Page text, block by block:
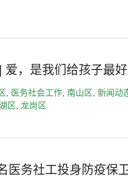
爱，是我们给孩子最
医务社会工作 南山区 新闻动
区 龙岗区
医务社工投身防疫保